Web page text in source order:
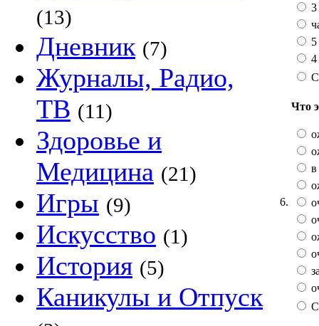
(13)
Дневник (7)
Журналы, Радио,
ТВ (11)
Здоровье и
Медицина (21)
Игры (9)
Искусство (1)
История (5)
Каникулы и Отпуск
3
4
6.
Что
в